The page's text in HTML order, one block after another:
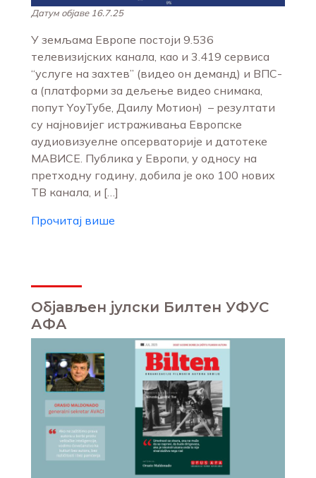
Датум објаве 16.7.25
У земљама Европе постоји 9.536
телевизијских канала, као и 3.419 сервиса
“услуге на захтев” (видео он деманд) и ВПС-
а (платформи за дељење видео снимака,
попут YоуТубе, Даилy Мотион) – резултати
су најновијег истраживања Европске
аудиовизуелне опсерваторије и датотеке
МАВИСЕ. Публика у Европи, у односу на
претходну годину, добила је око 100 нових
ТВ канала, и […]
Прочитај више
Објављен јулски Билтен УФУС
АФА